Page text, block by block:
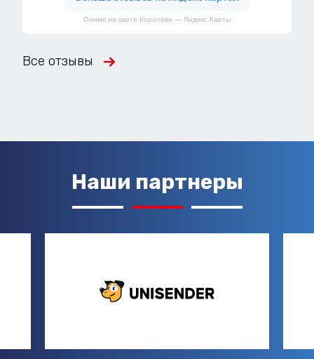
Олимп на карте Королёва — Яндекс.Карты
Все отзывы
Наши партнеры